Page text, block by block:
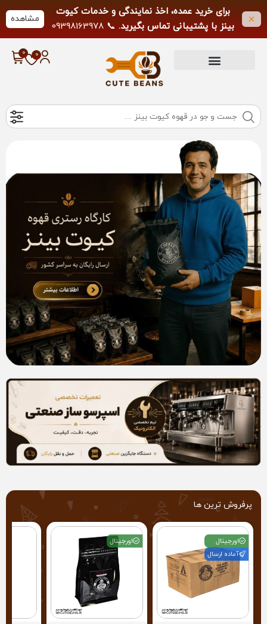
برای خرید عمده، اخذ نمایندگی و خدمات کیوت
بینز با پشتیبانی تماس بگیرید. 📞 09398163978
لطفاً از تماس خارج از ساعات کاری خودداری
فرمایید.
مشاهده
پرفروش ترین ها
اورجینال
آماده ارسال
اورجینال